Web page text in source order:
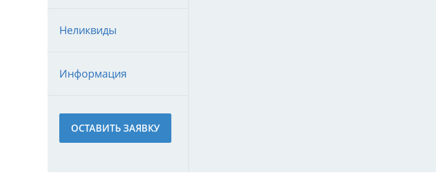
Неликвиды
Информация
ОСТАВИТЬ ЗАЯВКУ